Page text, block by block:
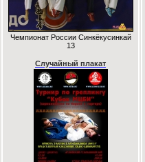
Чемпионат России Синкёкусинкай
13
Случайный плакат